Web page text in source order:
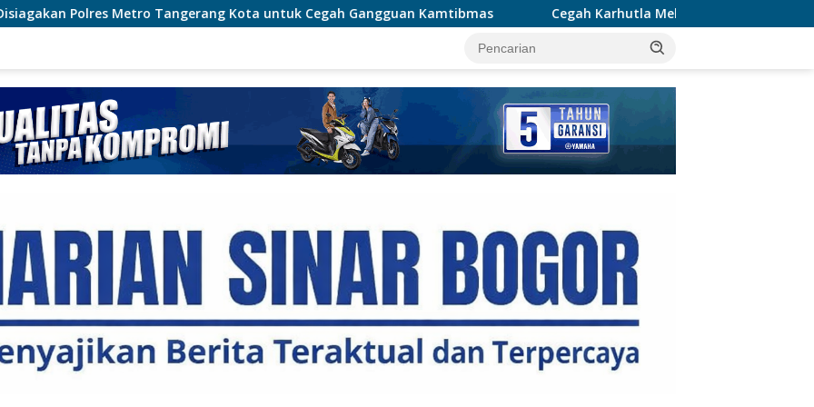
Tangerang Kota untuk Cegah Gangguan Kamtibmas Cegah Karhutla Meluas, Wakapolda Riau dan Irdam XIX/TT